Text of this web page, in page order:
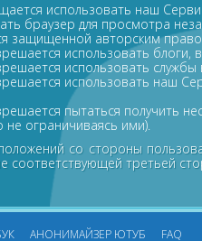
использовать наш
браузер для просмотра
защищенной авторским
использовать
использовать
использовать наш
пытаться получить
не ограничиваясь ими).
со стороны
соответствующей третьей
АНОНИМАЙЗЕР ЮТУБ FAQ